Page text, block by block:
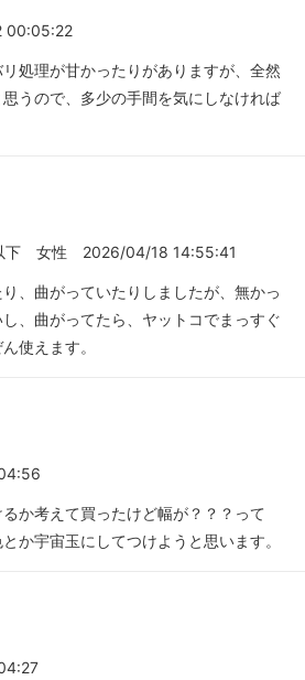
00:05:22
処理が甘かったりがありますが、全然
うので、多少の手間を気にしなければ
下 女性 2026/04/18 14:55:41
、曲がっていたりしましたが、無かっ
、曲がってたら、ヤットコでまっすぐ
使えます。
か考えて買ったけど幅が？？？って
か宇宙玉にしてつけようと思います。